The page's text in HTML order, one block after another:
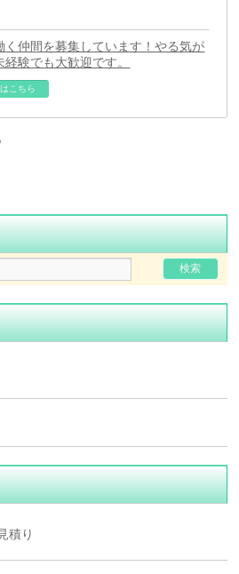
く仲間を募集しています！やる気が
経験でも大歓迎です。
こちら
積り